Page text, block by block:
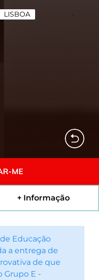
LISBOA
ME
+ Informação
Educação
a entrega de
de que
Grupo E -